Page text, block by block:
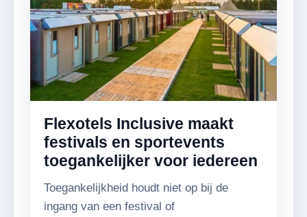
Flexotels Inclusive maakt
festivals en sportevents
toegankelijker voor iedereen
Toegankelijkheid houdt niet op bij de
ingang van een festival of